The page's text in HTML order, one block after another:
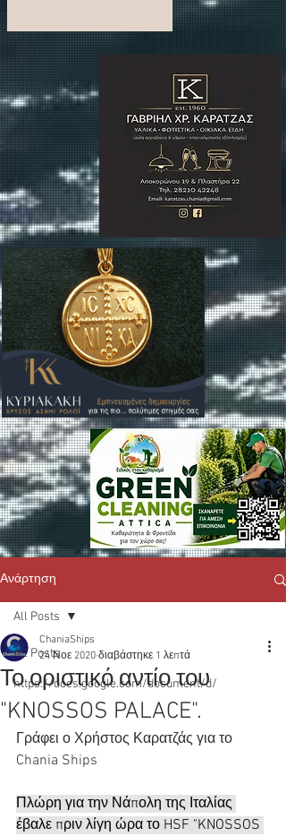
Ανάρτηση
All Posts
https://docs.google.com/document/d/
All Posts
Το οριστικό αντίο του
"KNOSSOS PALACE".
ChaniaShips
24 Νοε 2020 διαβάστηκε 1 λεπτά
Γράφει ο Χρήστος Καρατζάς για το
Chania Ships
Πλώρη για την Νάπολη της Ιταλίας
έβαλε πριν λίγη ώρα το HSF "KNOSSOS